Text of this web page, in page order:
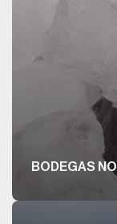
BODEGAS